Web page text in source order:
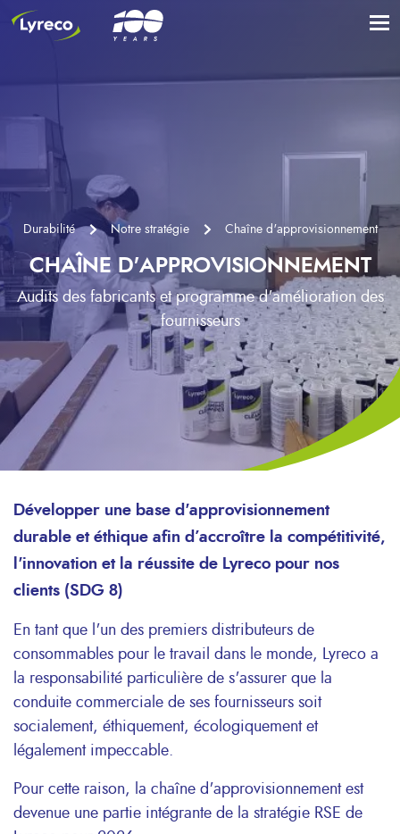
Durabilité Notre stratégie Chaîne d'approvisionnement
CHAÎNE D'APPROVISIONNEMENT
Audits des fabricants et programme d'amélioration des
fournisseurs
Développer une base d'approvisionnement
durable et éthique afin d’accroître la compétitivité,
l'innovation et la réussite de Lyreco pour nos
clients (SDG 8)
En tant que l'un des premiers distributeurs de
consommables pour le travail dans le monde, Lyreco a
la responsabilité particulière de s'assurer que la
conduite commerciale de ses fournisseurs soit
socialement, éthiquement, écologiquement et
légalement impeccable.
Pour cette raison, la chaîne d'approvisionnement est
devenue une partie intégrante de la stratégie RSE de